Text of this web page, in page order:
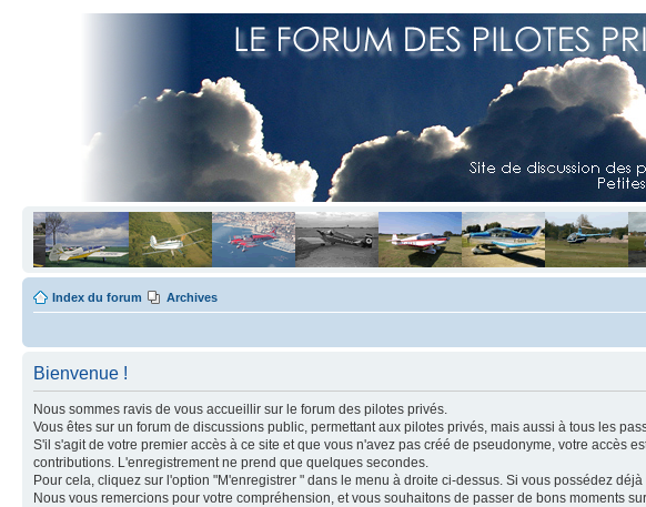
Index du forum Archives
Bienvenue !
Nous sommes ravis de vous accueillir sur le forum des pilotes privés.
Vous êtes sur un forum de discussions public, permettant aux pilotes privés, mais aussi à tous les
S'il s'agit de votre premier accès à ce site et que vous n'avez pas créé de pseudonyme, votre accès
contributions. L'enregistrement ne prend que quelques secondes.
Pour cela, cliquez sur l'option "M'enregistrer " dans le menu à droite ci-dessus. Si vous possédez
Nous vous remercions pour votre compréhension, et vous souhaitons de passer de bons moments